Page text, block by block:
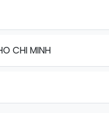
CHI MINH